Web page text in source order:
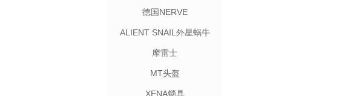
德国NERVE
ALIENT SNAIL外星蜗牛
摩雷士
MT头盔
XENA锁具